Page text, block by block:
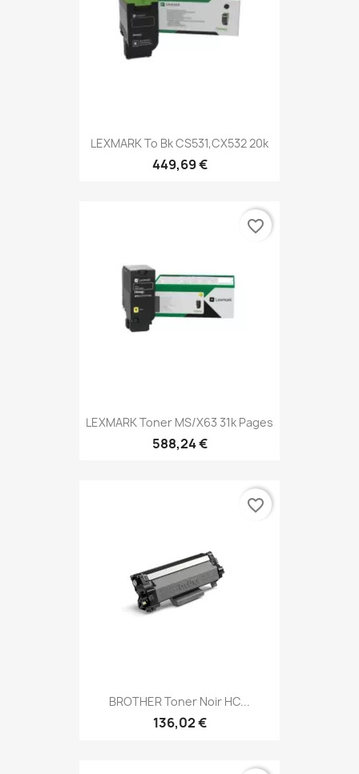
LEXMARK To Bk CS531,CX532 20k
449,69 €
LEXMARK Toner MS/X63 31k Pages
588,24 €
favorite_border
BROTHER Toner Noir HC...
136,02 €
favorite_border